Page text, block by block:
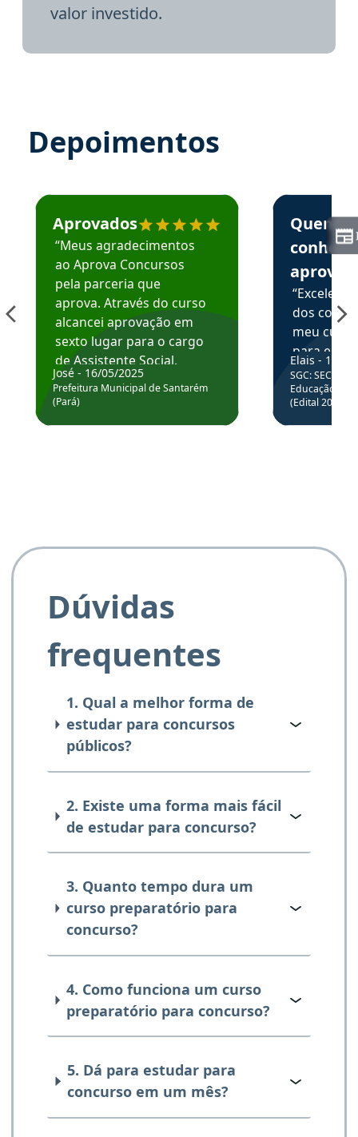
valor investido.
Depoimentos
Estudante José recomenda o Aprova Concursos em
Aprovados
“Meus agradecimentos
ao Aprova Concursos
pela parceria que
aprova. Através do curso
alcancei aprovação em
sexto lugar para o cargo
de Assistente Social.
Hoje estou atuando na
Prefeitura de Santarém.
José - 16/05/2025
Prefeitura Municipal de Santarém
(Pará)
Estudante
Quem
aprova
dos
meu
para
colocar
através
de
Elais - 15/
SGC: SEC BA
Educação
(Edital
Dúvidas
frequentes
1. Qual a melhor forma de
estudar para concursos
públicos?
2. Existe uma forma mais fácil
de estudar para concurso?
3. Quanto tempo dura um
curso preparatório para
concurso?
4. Como funciona um curso
preparatório para concurso?
5. Dá para estudar para
concurso em um mês?